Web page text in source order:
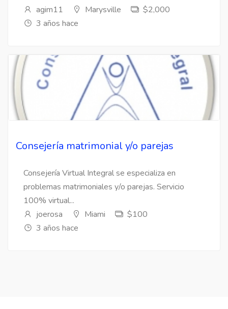
agim11
Marysville
$2,000
3 años hace
Consejería matrimonial y/o parejas
Consejería Virtual Integral se especializa en
problemas matrimoniales y/o parejas. Servicio
100% virtual...
joerosa
Miami
$100
3 años hace